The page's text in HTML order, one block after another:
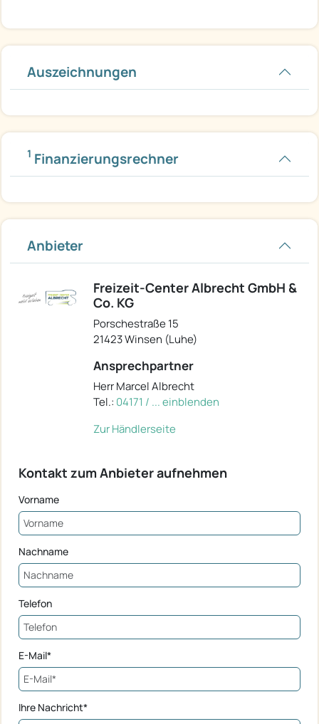
Auszeichnungen
1 Finanzierungsrechner
Anbieter
Freizeit-Center Albrecht GmbH &
Co. KG
Porschestraße 15
21423 Winsen (Luhe)
Ansprechpartner
Herr Marcel Albrecht
Tel.: 04171 / ... einblenden
Zur Händlerseite
Kontakt zum Anbieter aufnehmen
Vorname
Nachname
Telefon
E-Mail*
Ihre Nachricht*